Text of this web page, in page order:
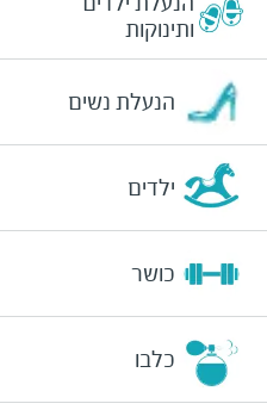
ותינוקות
הנעלת נשים
ילדים
כושר
כלבו